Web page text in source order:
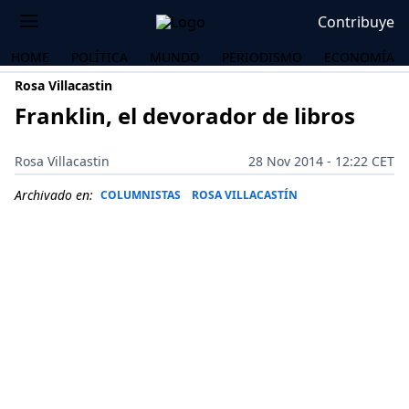
Contribuye
HOME POLÍTICA MUNDO PERIODISMO
ECONOMÍA
Rosa Villacastin
Franklin, el devorador de libros
Rosa Villacastin
28 Nov 2014 - 12:22 CET
Archivado en: COLUMNISTAS ROSA VILLACASTÍN